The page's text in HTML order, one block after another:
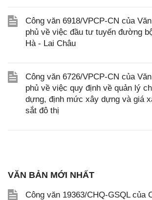
Công văn 6918/VPCP-CN của
phủ về việc đầu tư tuyến đường
Hà - Lai Châu
Công văn 6726/VPCP-CN của
phủ về việc quy định về quản lý
dựng, định mức xây dựng và giá
sắt đô thị
VĂN BẢN MỚI NHẤT
Công văn 19363/CHQ-GSQL của